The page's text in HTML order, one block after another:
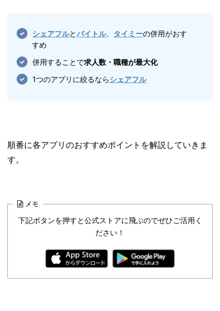
シェアフルとバイトル、 タイミーの併用がおす
すめ
併用することで求人数・職種が最大化
1つのアプリに絞るならシェアフル
順番に各アプリのおすすめポイントを解説していきま
す。
メモ
下記ボタンを押すと公式ストアに飛ぶのでぜひご活用く
ださい！